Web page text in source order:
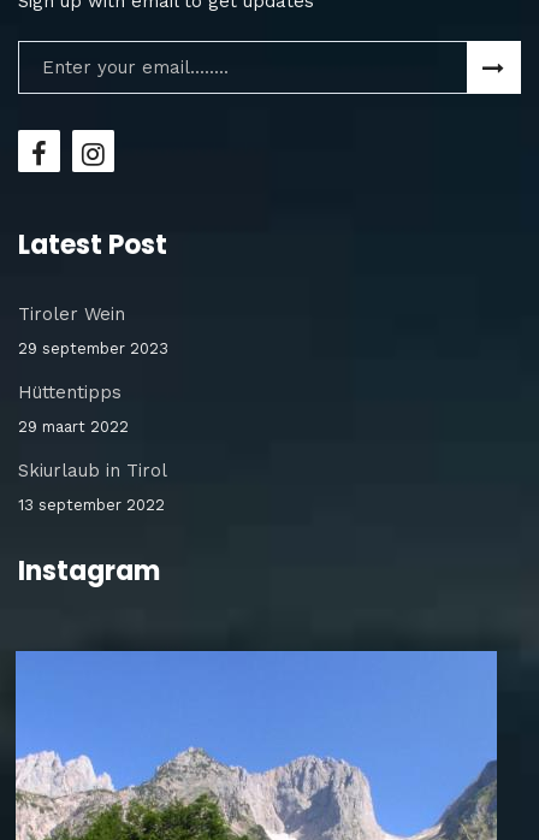
Latest Post
Tiroler Wein
29 september 2023
Hüttentipps
29 maart 2022
Skiurlaub in Tirol
13 september 2022
Instagram